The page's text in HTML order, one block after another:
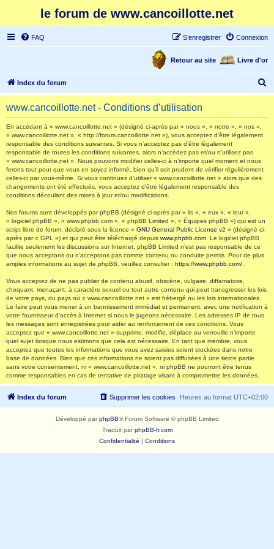
le forum de www.cancoillotte.net
FAQ Connexion
S’enregistrer
Livre d'or
Retour au site
Index du forum
e
www.cancoillotte.net - Conditions d’utilisation
En accédant à « www.cancoillotte.net » (désigné ci-après par « nous », « notre », « nos »,
« www.cancoillotte.net », « http://forum.cancoillotte.net »), vous acceptez d’être légalement
responsable des conditions suivantes. Si vous n’acceptez pas d’être légalement
responsable de toutes les conditions suivantes, alors n’accédez pas et/ou n’utilisez pas
« www.cancoillotte.net ». Nous pouvons modifier celles-ci à n’importe quel moment et nous
ferons tout pour que vous en soyez informé, bien qu’il soit prudent de vérifier régulièrement
celles-ci par vous-même. Si vous continuez d’utiliser « www.cancoillotte.net » alors que des
changements ont été effectués, vous acceptez d’être légalement responsable des
conditions découlant des mises à jour et/ou modifications.
Nos forums sont développés par phpBB (désigné ci-après par « ils », « eux », « leur »,
« logiciel phpBB », « www.phpbb.com », « phpBB Limited », « Équipes phpBB ») qui est un
script libre de forum, déclaré sous la licence « GNU General Public License v2 » (désigné ci-
après par « GPL ») et qui peut être téléchargé depuis www.phpbb.com . Le logiciel phpBB
facilite seulement les discussions sur Internet. phpBB Limited n’est pas responsable de ce
que nous acceptons ou n’acceptons pas comme contenu ou conduite permis. Pour de plus
amples informations au sujet de phpBB, veuillez consulter : https://www.phpbb.com/
Vous acceptez de ne pas publier de contenu abusif, obscène, vulgaire, diffamatoire,
choquant, menaçant, à caractère sexuel ou tout autre contenu qui peut transgresser les lois
de votre pays, du pays où « www.cancoillotte.net » est hébergé ou les lois internationales.
Le faire peut vous mener à un bannissement immédiat et permanent, avec une notification à
votre fournisseur d’accès à Internet si nous le jugeons nécessaire. Les adresses IP de tous
les messages sont enregistrées pour aider au renforcement de ces conditions. Vous
acceptez que « www.cancoillotte.net » supprime, modifie, déplace ou verrouille n’importe
quel sujet lorsque nous estimons que cela est nécessaire. En tant que membre, vous
acceptez que toutes les informations que vous avez saisies soient stockées dans notre
base de données. Bien que ces informations ne soient pas diffusées à une tierce partie
sans votre consentement, ni « www.cancoillotte.net », ni phpBB ne pourront être tenus
comme responsables en cas de tentative de piratage visant à compromettre les données.
Index du forum Heures au format UTC+02:00
Supprimer les cookies
Développé parphpBB® Forum Software © phpBB Limited
Traduit parphpBB-fr.com
Confidentialité | Conditions